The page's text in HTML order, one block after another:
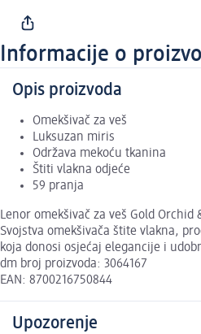
Informacije o
Opis proizvoda
Omekšivač za veš
Luksuzan miris
Održava mekoću tkanina
Štiti vlakna odjeće
59 pranja
Lenor omekšivač za veš Gold
Svojstva omekšivača štite vlakna,
koja donosi osjećaj elegancije i
dm broj proizvoda: 3064167
EAN: 8700216750844
Upozorenje